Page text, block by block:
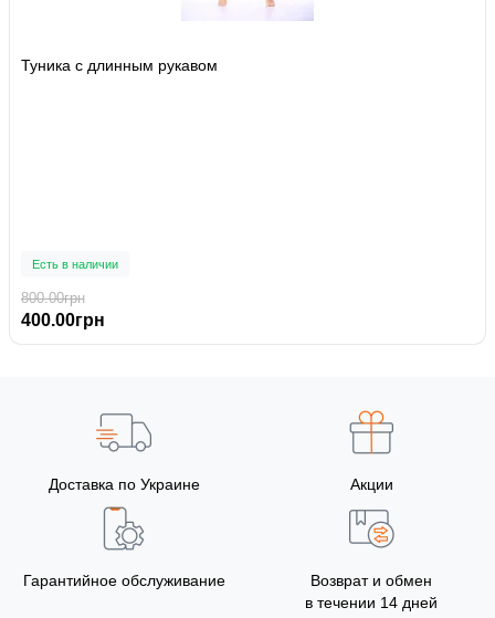
Туника с длинным рукавом
Есть в наличии
800.00грн
400.00грн
Доставка по Украине Акции
Гарантийное обслуживание
Возврат и обмен
в течении 14 дней